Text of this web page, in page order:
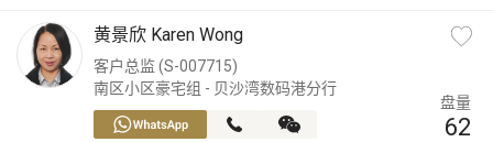
黄景欣 Karen Wong
客户总监 (S-007715)
南区小区豪宅组 - 贝沙湾数码港分行
盘量
62